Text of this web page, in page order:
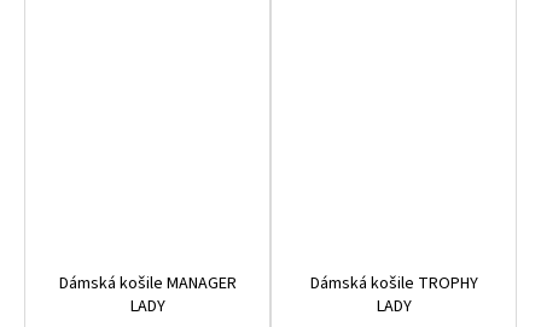
Dámská košile MANAGER
LADY
Dámská košile TROPHY
LADY